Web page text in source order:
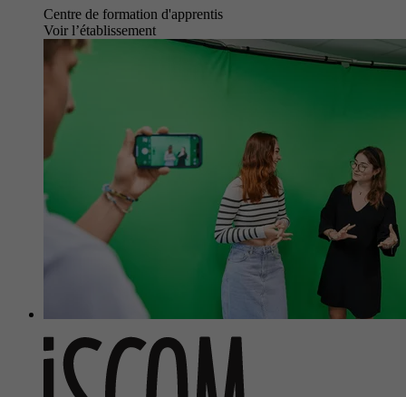
Centre de formation d'apprentis
Voir l’établissement